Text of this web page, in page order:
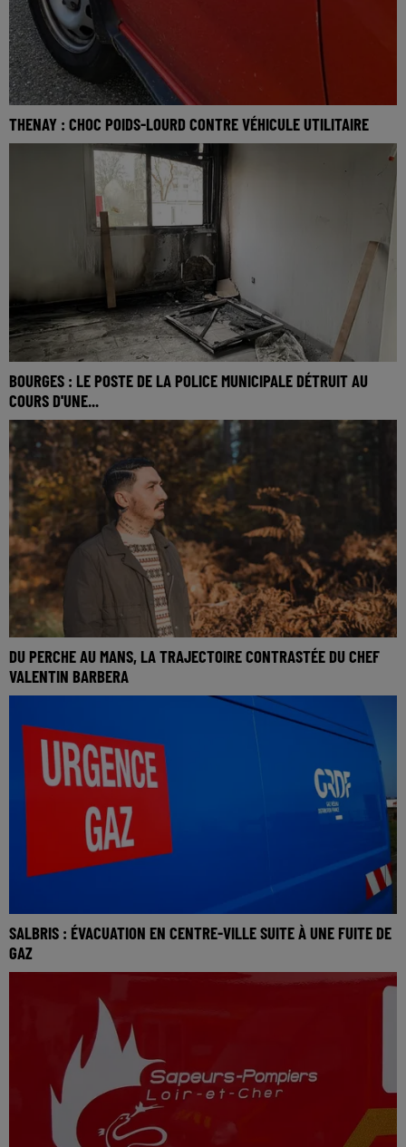
THENAY : CHOC POIDS-LOURD CONTRE VÉHICULE UTILITAIRE
BOURGES : LE POSTE DE LA POLICE MUNICIPALE DÉTRUIT AU
COURS D'UNE...
DU PERCHE AU MANS, LA TRAJECTOIRE CONTRASTÉE DU CHEF
VALENTIN BARBERA
SALBRIS : ÉVACUATION EN CENTRE-VILLE SUITE À UNE FUITE DE
GAZ